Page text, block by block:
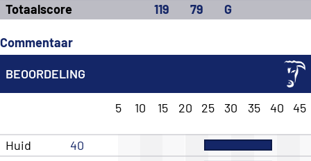
Totaalscore
119 79 G
Commentaar
BEOORDELING
5 10 15 20 25 30 35 40 45
Huid
40